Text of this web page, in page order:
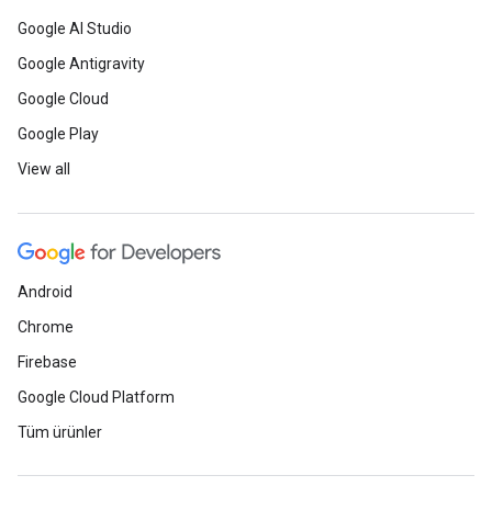
Google AI Studio
Google Antigravity
Google Cloud
Google Play
View all
Android
Chrome
Firebase
Google Cloud Platform
Tüm ürünler